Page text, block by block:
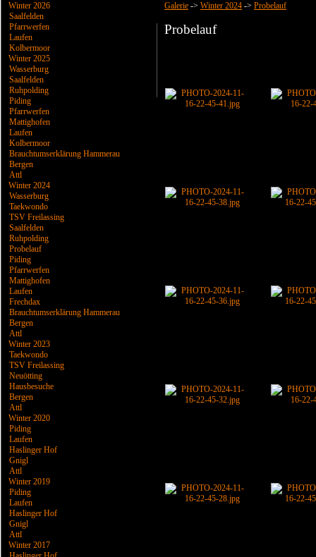
Winter 2026
Saalfelden
Pfarrwerfen
Laufen
Kolbermoor
Winter 2025
Wasserburg
Saalfelden
Ruhpolding
Piding
Pfarrwerfen
Mattighofen
Laufen
Kolbermoor
Brauchtumserklärung Hammerau
Bergen
Attl
Winter 2024
Wasserburg
Taekwondo
TSV Freilassing
Saalfelden
Ruhpolding
Probelauf
Piding
Pfarrwerfen
Mattighofen
Laufen
Frechdax
Brauchtumserklärung Hammerau
Bergen
Attl
Winter 2023
Taekwondo
TSV Freilassing
Neuötting
Hausbesuche
Bergen
Attl
Winter 2020
Piding
Laufen
Haslinger Hof
Gnigl
Attl
Winter 2019
Piding
Laufen
Haslinger Hof
Gnigl
Attl
Winter 2017
Galerie -> Winter 2024 -> Probelauf
Probelauf